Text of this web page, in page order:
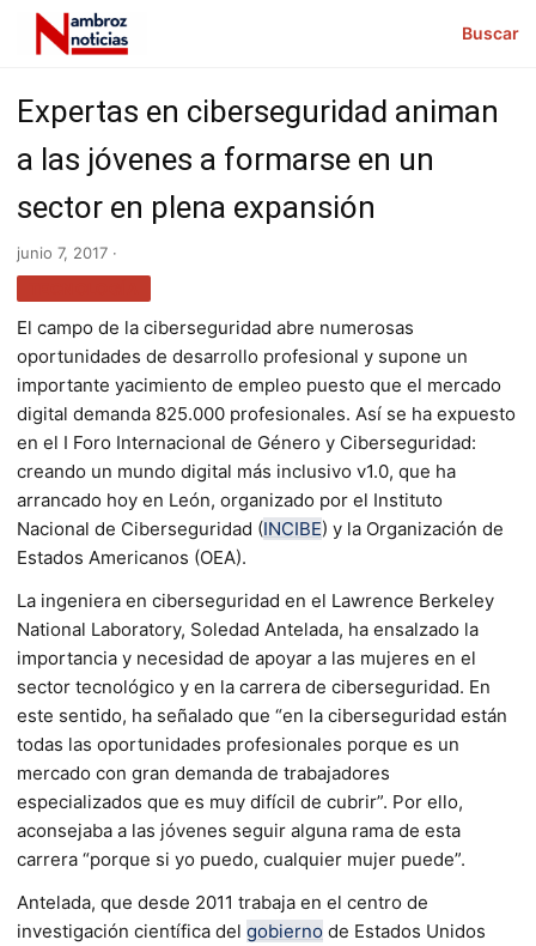
Buscar
Expertas en ciberseguridad animan
a las jóvenes a formarse en un
sector en plena expansión
junio 7, 2017 ·
El campo de la ciberseguridad abre numerosas
oportunidades de desarrollo profesional y supone un
importante yacimiento de empleo puesto que el mercado
digital demanda 825.000 profesionales. Así se ha expuesto
en el I Foro Internacional de Género y Ciberseguridad:
creando un mundo digital más inclusivo v1.0, que ha
arrancado hoy en León, organizado por el Instituto
Nacional de Ciberseguridad (INCIBE) y la Organización de
Estados Americanos (OEA).
La ingeniera en ciberseguridad en el Lawrence Berkeley
National Laboratory, Soledad Antelada, ha ensalzado la
importancia y necesidad de apoyar a las mujeres en el
sector tecnológico y en la carrera de ciberseguridad. En
este sentido, ha señalado que “en la ciberseguridad están
todas las oportunidades profesionales porque es un
mercado con gran demanda de trabajadores
especializados que es muy difícil de cubrir”. Por ello,
aconsejaba a las jóvenes seguir alguna rama de esta
carrera “porque si yo puedo, cualquier mujer puede”.
Antelada, que desde 2011 trabaja en el centro de
investigación científica del gobierno de Estados Unidos